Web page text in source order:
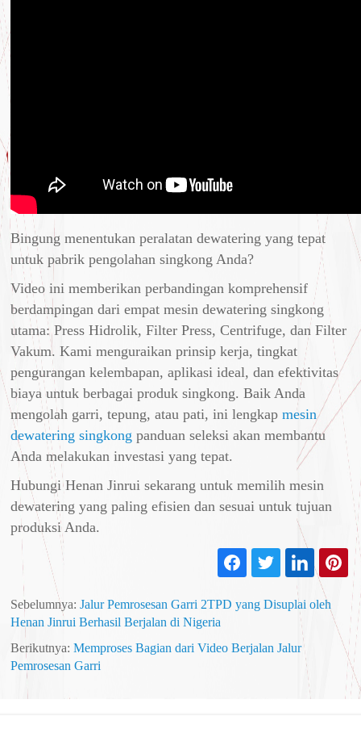
Bingung menentukan peralatan dewatering yang tepat
untuk pabrik pengolahan singkong Anda?
Video ini memberikan perbandingan komprehensif
berdampingan dari empat mesin dewatering singkong
utama: Press Hidrolik, Filter Press, Centrifuge, dan Filter
Vakum. Kami menguraikan prinsip kerja, tingkat
pengurangan kelembapan, aplikasi ideal, dan efektivitas
biaya untuk berbagai produk singkong. Baik Anda
mengolah garri, tepung, atau pati, ini lengkapmesin
dewatering singkong panduan seleksi akan membantu
Anda melakukan investasi yang tepat.
Hubungi Henan Jinrui sekarang untuk memilih mesin
dewatering yang paling efisien dan sesuai untuk tujuan
produksi Anda.
Sebelumnya:Jalur Pemrosesan Garri 2TPD yang Disuplai oleh
Henan Jinrui Berhasil Berjalan di Nigeria
Berikutnya:Memproses Bagian dari Video Berjalan Jalur
Pemrosesan Garri